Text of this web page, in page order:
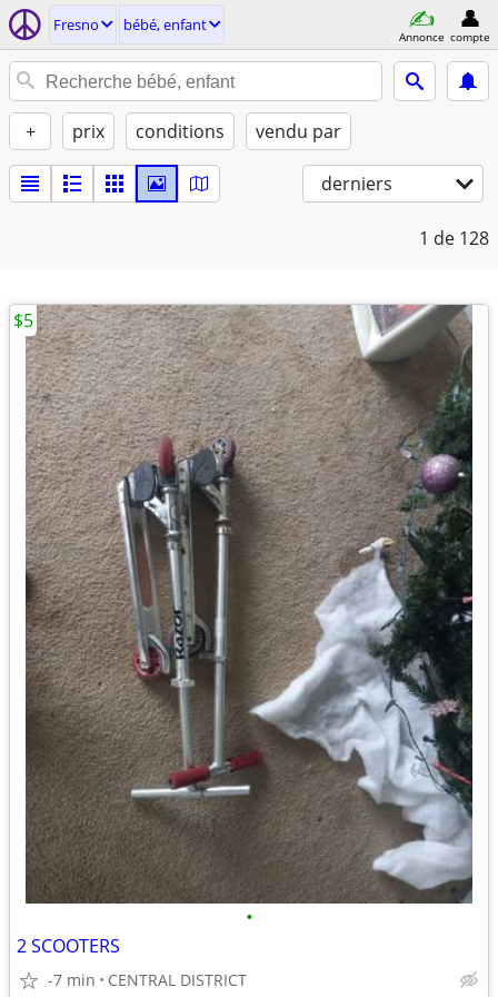
Fresno bébé, enfant
Annonce compte
+ prix conditions vendu par
derniers
1 de 128
•
2 SCOOTERS
-7 min CENTRAL DISTRICT
$5